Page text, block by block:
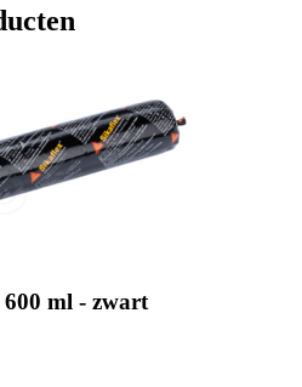
ml - zwart